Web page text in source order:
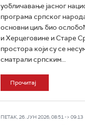
уобличавање јасног
програма српског народа
основни циљ био
и Херцеговине и Старе
простора који су се
сматрали српским...
Прочитај
ПЕТАК, 26. ЈУН 2026, 08:51 -> 09:13